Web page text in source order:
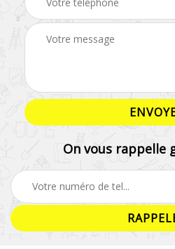
On vous rappelle